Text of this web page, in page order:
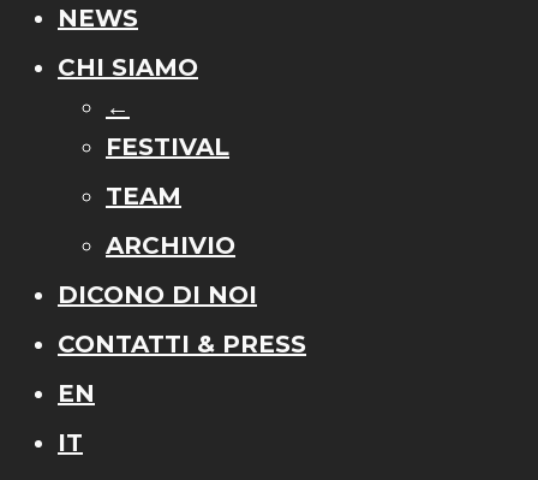
NEWS
CHI SIAMO
←
FESTIVAL
TEAM
ARCHIVIO
DICONO DI NOI
CONTATTI & PRESS
EN
IT